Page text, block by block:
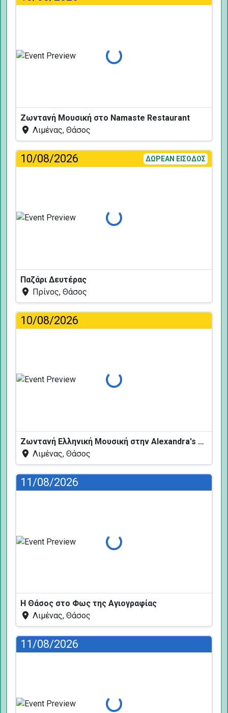
Φόρτωση...
Ζωντανή Μουσική στο Namaste Restaurant
Λιμένας, Θάσος
10/08/2026 ΔΩΡΕΑΝ ΕΙΣΟΔΟΣ
Φόρτωση...
Παζάρι Δευτέρας
Πρίνος, Θάσος
10/08/2026
Φόρτωση...
Ζωντανή Ελληνική Μουσική στην Alexandra's Restaurant
Λιμένας, Θάσος
11/08/2026
Φόρτωση...
Η Θάσος στο Φως της Αγιογραφίας
Λιμένας, Θάσος
11/08/2026
Φόρτωση...